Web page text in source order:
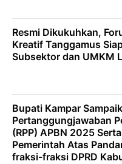
Resmi Dikukuhkan,
Kreatif Tanggamus
Subsektor dan UMKM
Bupati Kampar
Pertanggungjawaban
(RPP) APBN 2025
Pemerintah Atas
fraksi-fraksi DPRD